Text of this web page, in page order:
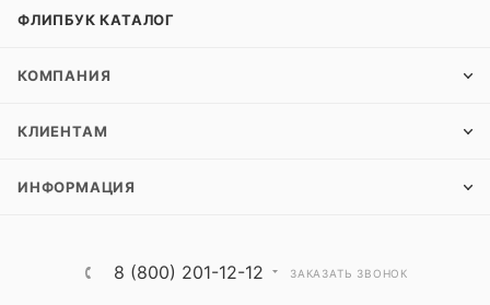
ФЛИПБУК КАТАЛОГ
КОМПАНИЯ
КЛИЕНТАМ
ИНФОРМАЦИЯ
8 (800) 201-12-12 ЗАКАЗАТЬ ЗВОНОК